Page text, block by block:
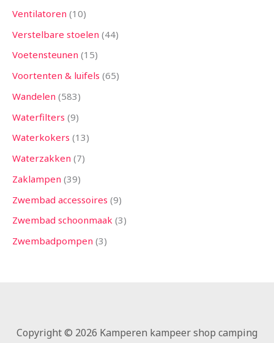
Ventilatoren 10
Verstelbare stoelen 44
Voetensteunen 15
Voortenten & luifels 65
Wandelen 583
Waterfilters 9
Waterkokers 13
Waterzakken 7
Zaklampen 39
Zwembad accessoires 9
Zwembad schoonmaak 3
Zwembadpompen 3
Copyright © 2026 Kamperen kampeer shop camping